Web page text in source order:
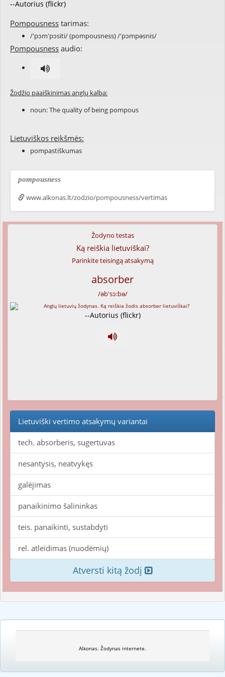
--Autorius (flickr)
Pompousness tarimas:
/'pɔm'pɔsiti/ (pompousness) /'pɔmpəsnis/
Pompousness audio:
Žodžio paaiškinimas anglų kalba:
noun: The quality of being pompous
Lietuviškos reikšmės:
pompastiškumas
pompousness
www.alkonas.lt/zodzio/pompousness/vertimas
Žodyno testas
Ką reiškia lietuviškai?
Parinkite teisingą atsakymą
absorber
/əb'sɔ:bə/
--Autorius (flickr)
Lietuviški vertimo atsakymų variantai
tech. absorberis, sugertuvas
nesantysis, neatvykęs
galėjimas
panaikinimo šalininkas
teis. panaikinti, sustabdyti
rel. atleidimas (nuodėmių)
Atversti kitą žodį
Alkonas. Žodynas internete.